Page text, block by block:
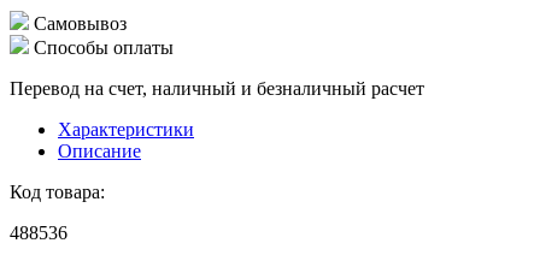
Самовывоз
Способы оплаты
Перевод на счет, наличный и безналичный расчет
Характеристики
Описание
Код товара:
488536